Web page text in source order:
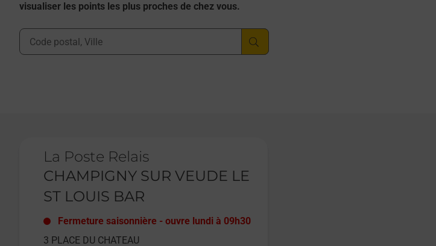
visualiser les points les plus proches de chez vous.
Ville, Département, Code Postal
La Poste Relais
CHAMPIGNY SUR VEUDE LE
ST LOUIS BAR
Fermeture saisonnière - ouvre lundi à 09h30
3 PLACE DU CHATEAU